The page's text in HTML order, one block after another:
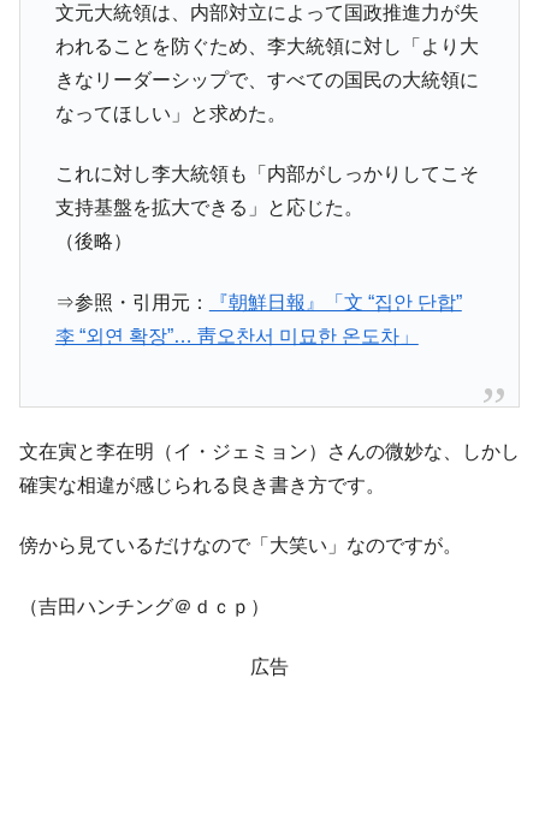
文元大統領は、内部対立によって国政推進力が失
われることを防ぐため、李大統領に対し「より大
きなリーダーシップで、すべての国民の大統領に
なってほしい」と求めた。
これに対し李大統領も「内部がしっかりしてこそ
支持基盤を拡大できる」と応じた。
（後略）
⇒参照・引用元：
『朝鮮日報』「文 “집안 단합”
李 “외연 확장”… 靑오찬서 미묘한 온도차」
文在寅と李在明（イ・ジェミョン）さんの微妙な、しかし
確実な相違が感じられる良き書き方です。
傍から見ているだけなので「大笑い」なのですが。
（吉田ハンチング＠ｄｃｐ）
広告